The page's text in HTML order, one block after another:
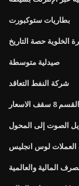
بطاريات ستوكبورت
الخلوية حصة التاريخ
صيدلية متوسطة
شركة النفط التعاقد
القسم 8 سقف الاسعار
الصوت إلى المحول
العملات لوس انجليس
المالية والعالمية